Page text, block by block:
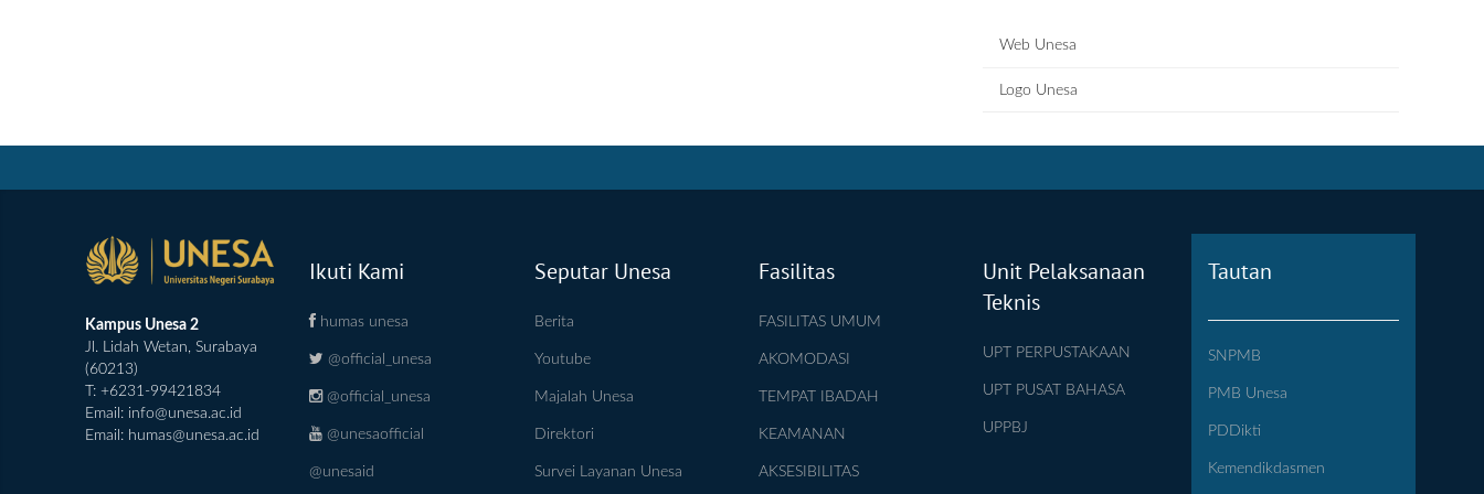
Web Unesa
Logo Unesa
Kampus Unesa 2
Jl. Lidah Wetan, Surabaya
(60213)
T: +6231-99421834
Email: info@unesa.ac.id
Email: humas@unesa.ac.id
Ikuti Kami
humas unesa
@official_unesa
@official_unesa
@unesaofficial
@unesaid
Seputar Unesa
Berita
Youtube
Majalah Unesa
Direktori
Survei Layanan Unesa
Fasilitas
FASILITAS UMUM
AKOMODASI
TEMPAT IBADAH
KEAMANAN
AKSESIBILITAS
Unit Pelaksanaan
Teknis
UPT PERPUSTAKAAN
UPT PUSAT BAHASA
UPPBJ
Tautan
SNPMB
PMB Unesa
PDDikti
Kemendikdasmen